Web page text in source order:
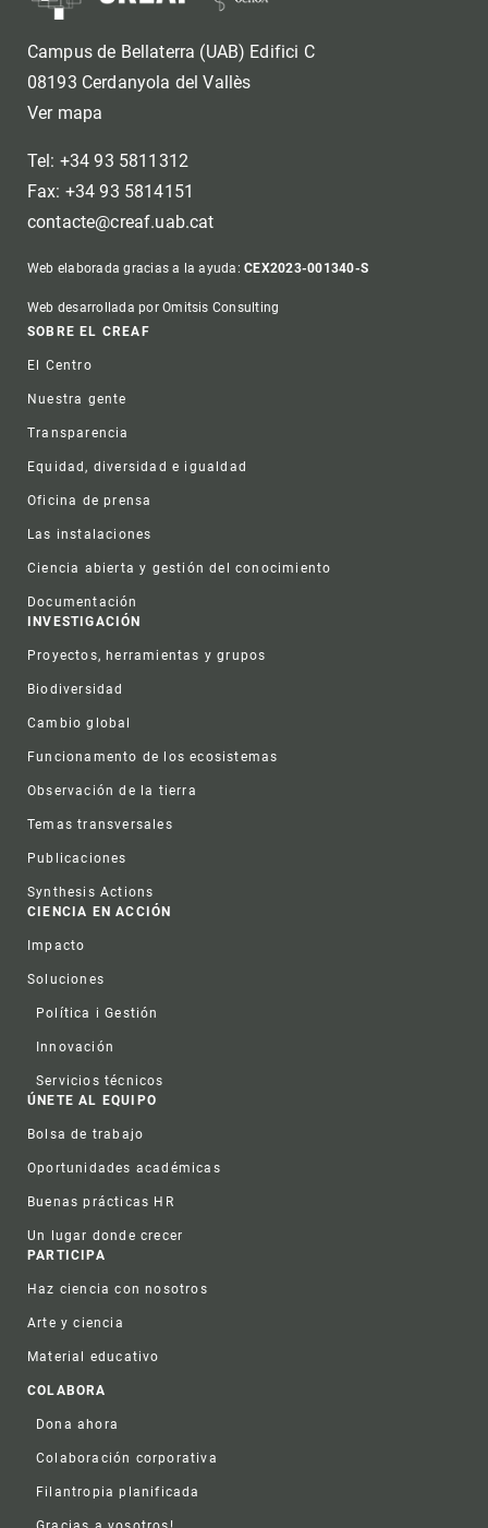
Campus de Bellaterra (UAB) Edifici C
08193 Cerdanyola del Vallès
Ver mapa
Tel: +34 93 5811312
Fax: +34 93 5814151
contacte@creaf.uab.cat
Web elaborada gracias a la ayuda:CEX2023-001340-S
Web desarrollada por Omitsis Consulting
Footer
SOBRE EL CREAF
El Centro
Nuestra gente
Transparencia
Equidad, diversidad e igualdad
Oficina de prensa
Las instalaciones
Ciencia abierta y gestión del conocimiento
Documentación
INVESTIGACIÓN
Proyectos, herramientas y grupos
Biodiversidad
Cambio global
Funcionamento de los ecosistemas
Observación de la tierra
Temas transversales
Publicaciones
Synthesis Actions
CIENCIA EN ACCIÓN
Impacto
Soluciones
Política i Gestión
Innovación
Servicios técnicos
ÚNETE AL EQUIPO
Bolsa de trabajo
Oportunidades académicas
Buenas prácticas HR
Un lugar donde crecer
PARTICIPA
Haz ciencia con nosotros
Arte y ciencia
Material educativo
COLABORA
Dona ahora
Colaboración corporativa
Filantropia planificada